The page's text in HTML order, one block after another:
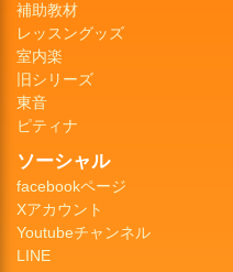
補助教材
レッスングッズ
室内楽
旧シリーズ
東音
ピティナ
ソーシャル
facebookページ
Xアカウント
Youtubeチャンネル
LINE